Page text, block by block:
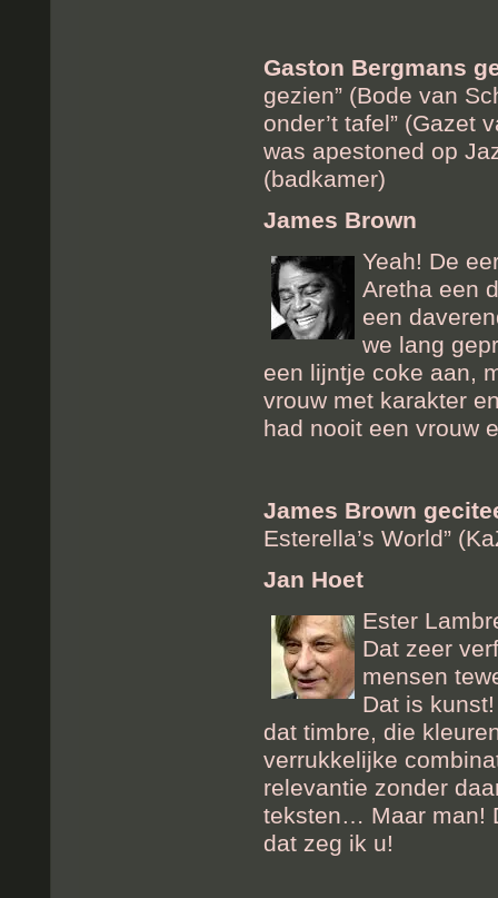
Gaston Bergmans
gezien” (Bode van
onder’t tafel” (Gazet
was apestoned op
(badkamer)
James Brown
Yeah! De
Aretha een
een
we lang
een lijntje coke aan,
vrouw met karakter
had nooit een vrouw
James Brown
Esterella’s World”
Jan Hoet
Ester
Dat zeer
mensen
Dat is
dat timbre, die
verrukkelijke
relevantie zonder
teksten… Maar man!
dat zeg ik u!